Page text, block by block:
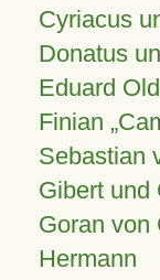
Cyriacus
Donatus
Eduard
Finian
Sebastian
Gibert und
Goran von
Hermann